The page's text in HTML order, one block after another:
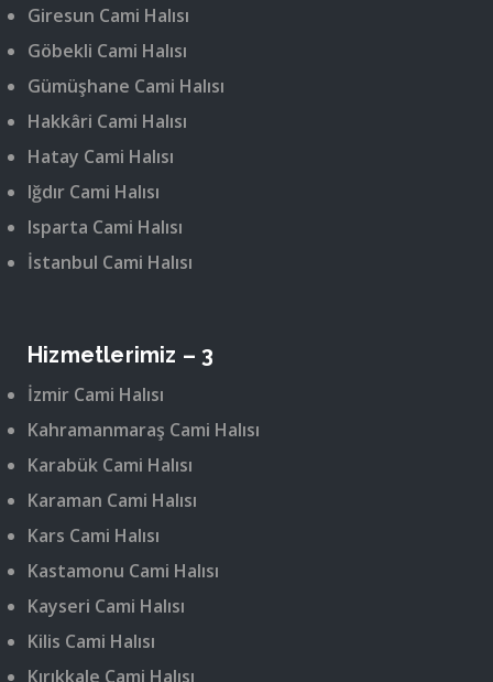
Giresun Cami Halısı
Göbekli Cami Halısı
Gümüşhane Cami Halısı
Hakkâri Cami Halısı
Hatay Cami Halısı
Iğdır Cami Halısı
Isparta Cami Halısı
İstanbul Cami Halısı
Hizmetlerimiz – 3
İzmir Cami Halısı
Kahramanmaraş Cami Halısı
Karabük Cami Halısı
Karaman Cami Halısı
Kars Cami Halısı
Kastamonu Cami Halısı
Kayseri Cami Halısı
Kilis Cami Halısı
Kırıkkale Cami Halısı